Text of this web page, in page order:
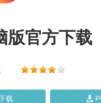
版官方下载
载